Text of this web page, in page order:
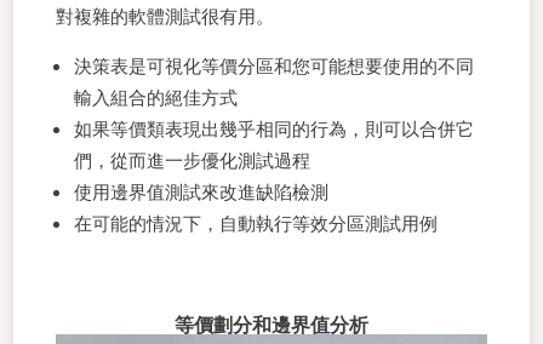
對複雜的軟體測試很有用。
決策表是可視化等價分區和您可能想要使用的不同
輸入組合的絕佳方式
如果等價類表現出幾乎相同的行為，則可以合併它
們，從而進一步優化測試過程
使用邊界值測試來改進缺陷檢測
在可能的情況下，自動執行等效分區測試用例
等價劃分和邊界值分析